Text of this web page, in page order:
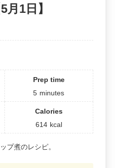
1日】
Prep time
5 minutes
Calories
614 kcal
プ煮のレシピ。